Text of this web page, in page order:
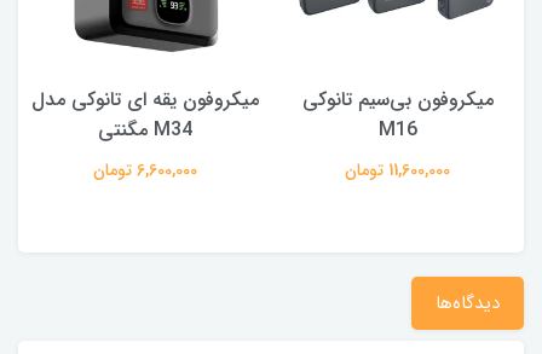
میکروفون بی‌سیم تانوکی
M16
11,600,000 تومان
میکروفون یقه ای تانوکی مدل
M34 مگنتی
6,600,000 تومان
دیدگاه‌ها